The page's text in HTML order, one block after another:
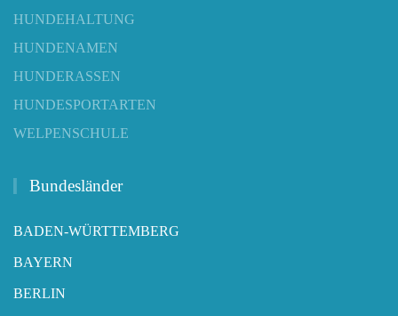
HUNDEHALTUNG
HUNDENAMEN
HUNDERASSEN
HUNDESPORTARTEN
WELPENSCHULE
Bundesländer
BADEN-WÜRTTEMBERG
BAYERN
BERLIN